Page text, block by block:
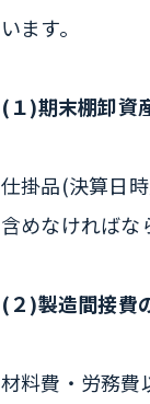
います。
(１)期末棚卸資
仕掛品(決算日
含めなければな
(２)製造間接費
材料費・労務費